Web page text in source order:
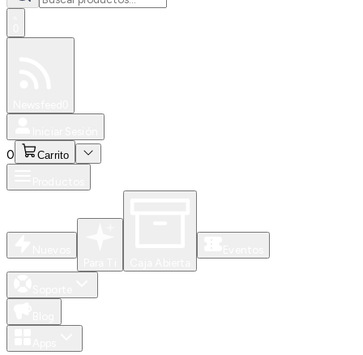
0 Carrito